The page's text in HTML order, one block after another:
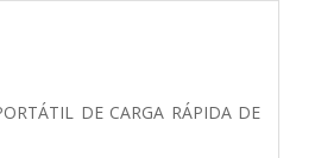
DE CARGA RÁPIDA DE